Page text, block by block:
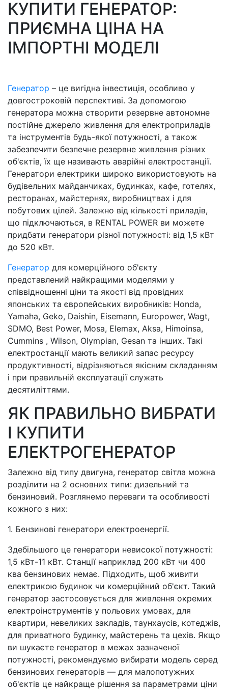
КУПИТИ ГЕНЕРАТОР:
ПРИЄМНА ЦІНА НА
ІМПОРТНІ МОДЕЛІ
Генератор – це вигідна інвестиція, особливо у
довгостроковій перспективі. За допомогою
генератора можна створити резервне автономне
постійне джерело живлення для електроприладів
та інструментів будь-якої потужності, а також
забезпечити безпечне резервне живлення різних
об'єктів, їх ще називають аварійні електростанції.
Генератори електрики широко використовують на
будівельних майданчиках, будинках, кафе, готелях,
ресторанах, майстернях, виробництвах і для
побутових цілей. Залежно від кількості приладів,
що підключаються, в RENTAL POWER ви можете
придбати генератори різної потужності: від 1,5 кВт
до 520 кВт.
Генератор для комерційного об'єкту
представлений найкращими моделями у
співвідношенні ціни та якості від провідних
японських та європейських виробників: Honda,
Yamaha, Geko, Daishin, Eisemann, Europower, Wagt,
SDMO, Best Power, Mosa, Elemax, Aksa, Himoinsa,
Cummins , Wilson, Olympian, Gesan та інших. Такі
електростанції мають великий запас ресурсу
продуктивності, відрізняються якісним складанням
і при правильній експлуатації служать
десятиліттями.
ЯК ПРАВИЛЬНО ВИБРАТИ
І КУПИТИ
ЕЛЕКТРОГЕНЕРАТОР
Залежно від типу двигуна, генератор світла можна
розділити на 2 основних типи: дизельний та
бензиновий. Розглянемо переваги та особливості
кожного з них:
1. Бензинові генератори електроенергії.
Здебільшого це генератори невисокої потужності:
1,5 кВт-11 кВт. Станції наприклад 200 кВт чи 400
ква бензинових немає. Підходить, щоб живити
електрикою будинок чи комерційний об'єкт. Такий
генератор застосовується для живлення окремих
електроінструментів у польових умовах, для
квартири, невеликих закладів, таунхаусів, котеджів,
для приватного будинку, майстерень та цехів. Якщо
ви шукаєте генератор в межах зазначеної
потужності, рекомендуємо вибирати модель серед
бензинових генераторів — для малопотужних
об'єктів це найкраще рішення за параметрами ціни